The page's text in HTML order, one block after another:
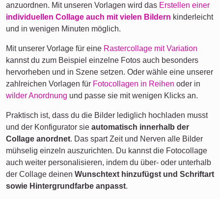
anzuordnen. Mit unseren Vorlagen wird das Erstellen einer
individuellen Collage auch mit vielen Bildern kinderleicht
und in wenigen Minuten möglich.
Mit unserer Vorlage für eine Rastercollage mit Variation
kannst du zum Beispiel einzelne Fotos auch besonders
hervorheben und in Szene setzen. Oder wähle eine unserer
zahlreichen Vorlagen für Fotocollagen in Reihen oder in
wilder Anordnung und passe sie mit wenigen Klicks an.
Praktisch ist, dass du die Bilder lediglich hochladen musst
und der Konfigurator sie automatisch innerhalb der
Collage anordnet. Das spart Zeit und Nerven alle Bilder
mühselig einzeln auszurichten. Du kannst die Fotocollage
auch weiter personalisieren, indem du über- oder unterhalb
der Collage deinen Wunschtext hinzufügst und Schriftart
sowie Hintergrundfarbe anpasst.